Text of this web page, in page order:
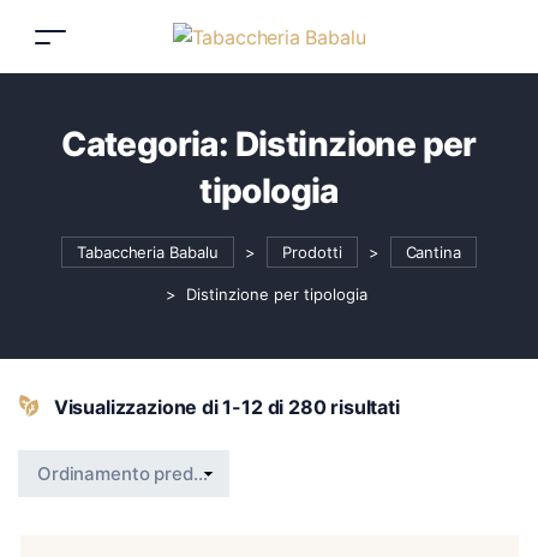
Categoria: Distinzione per
tipologia
Tabaccheria Babalu > Prodotti > Cantina
> Distinzione per tipologia
Visualizzazione di 1-12 di 280 risultati